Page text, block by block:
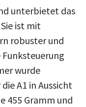
unterbietet das
ist mit
robuster und
wurde
A1 in Aussicht
455 Gramm und